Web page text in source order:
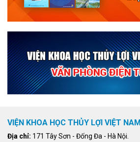
VIỆN KHOA HỌC THỦY LỢI VIỆT NAM
Địa chỉ: 171 Tây Sơn - Đống Đa - Hà Nội.